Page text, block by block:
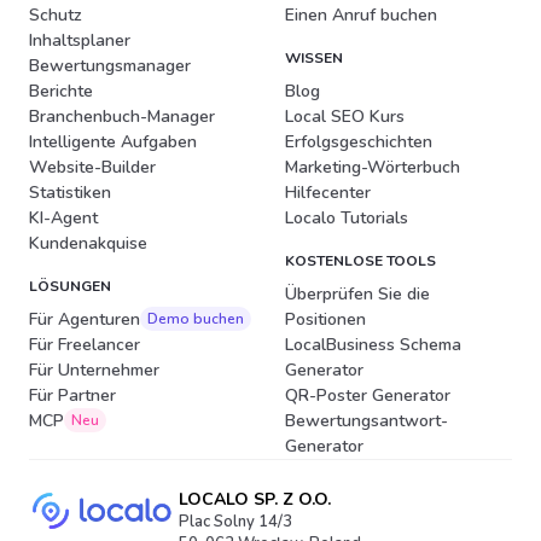
Schutz
Inhaltsplaner
Bewertungsmanager
Berichte
Branchenbuch-Manager
Intelligente Aufgaben
Website-Builder
Statistiken
KI-Agent
Kundenakquise
LÖSUNGEN
Für Agenturen Demo buchen
Für Freelancer
Für Unternehmer
Für Partner
MCP Neu
Einen Anruf buchen
WISSEN
Blog
Local SEO Kurs
Erfolgsgeschichten
Marketing-Wörterbuch
Hilfecenter
Localo Tutorials
KOSTENLOSE TOOLS
Überprüfen Sie die
Positionen
LocalBusiness Schema
Generator
QR-Poster Generator
Bewertungsantwort-
Generator
LOCALO SP. Z O.O.
Plac Solny 14/3